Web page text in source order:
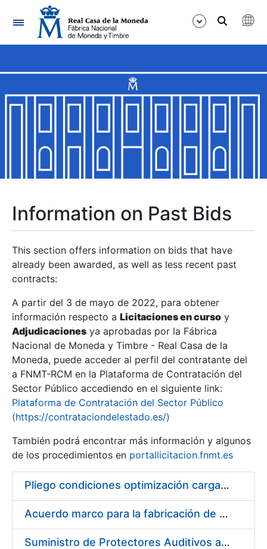
Navigation
Show/Hide
Show/Hide
Show/Hide
Show/Hide
Show/Hide
Show/Hide
Information on Past Bids
This section offers information on bids that have
already been awarded, as well as less recent past
contracts:
A partir del 3 de mayo de 2022, para obtener
información respecto a Licitaciones en curso y
Adjudicaciones ya aprobadas por la Fábrica
Nacional de Moneda y Timbre - Real Casa de la
Moneda, puede acceder al perfil del contratante del
a FNMT-RCM en la Plataforma de Contratación del
Sector Público accediendo en el siguiente link:
Plataforma de Contratación del Sector Público
(https://contrataciondelestado.es/)
También podrá encontrar más información y algunos
de los procedimientos en portallicitacion.fnmt.es
Pliego condiciones optimización cargas compras firmado
Acuerdo marco para la fabricación de piezas
Suministro de Protectores Auditivos a medida para las personas trabajadoras de los Centros de Trabajo de Madrid y Burgos